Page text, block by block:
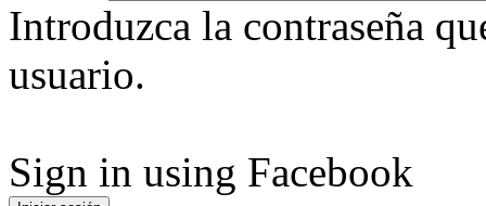
Introduzca la contraseña
usuario.
Sign in using Facebook